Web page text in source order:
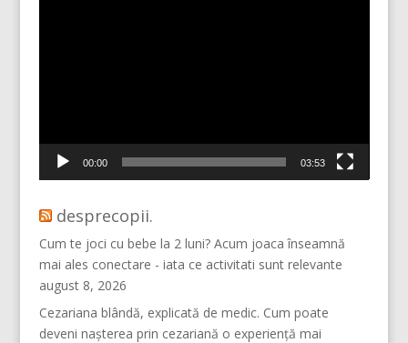
00:00 03:53
desprecopii.
Cum te joci cu bebe la 2 luni? Acum joaca înseamnă
mai ales conectare - iata ce activitati sunt relevante
august 8, 2026
Cezariana blândă, explicată de medic. Cum poate
deveni nașterea prin cezariană o experiență mai